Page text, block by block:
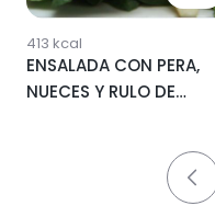
413 kcal
ENSALADA CON PERA,
NUECES Y RULO DE